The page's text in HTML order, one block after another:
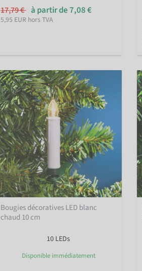
17,79 € à partir de 7,08 €
5,95 EUR hors TVA
Bougies décoratives LED blanc
chaud 10 cm
10 LEDs
Disponible immédiatement